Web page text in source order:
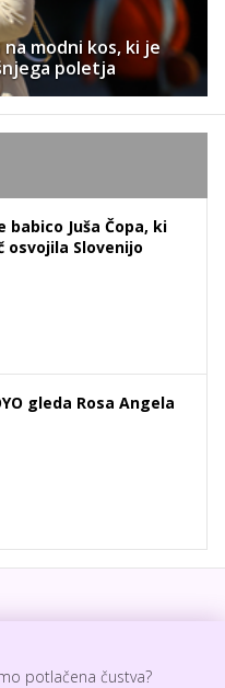
modni kos, ki je
poletja
babico Juša Čopa, ki
osvojila Slovenijo
gleda Rosa Angela
potlačena čustva?